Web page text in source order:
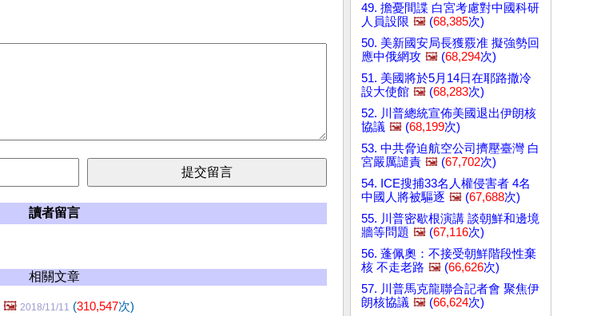
讀者留言
相關文章
🖼️ 2018/11/11 (310,547次)
49. 擔憂間諜 白宮考慮對中國科研
人員設限 🖼️ (68,385次)
50. 美新國安局長獲覈准 擬強勢回
應中俄網攻 🖼️ (68,294次)
51. 美國將於5月14日在耶路撒冷
設大使館 🖼️ (68,283次)
52. 川普總統宣佈美國退出伊朗核
協議 🖼️ (68,199次)
53. 中共脅迫航空公司擠壓臺灣 白
宮嚴厲譴責 🖼️ (67,702次)
54. ICE搜捕33名人權侵害者 4名
中國人將被驅逐 🖼️ (67,688次)
55. 川普密歇根演講 談朝鮮和邊境
牆等問題 🖼️ (67,116次)
56. 蓬佩奧：不接受朝鮮階段性棄
核 不走老路 🖼️ (66,626次)
57. 川普馬克龍聯合記者會 聚焦伊
朗核協議 🖼️ (66,624次)